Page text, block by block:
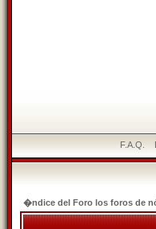
F.A.Q.
�ndice del Foro los foros de